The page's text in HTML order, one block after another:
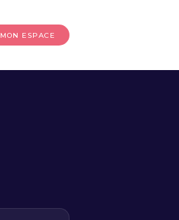
MON ESPACE